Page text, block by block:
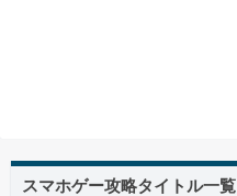
スマホゲー攻略タイトル一覧